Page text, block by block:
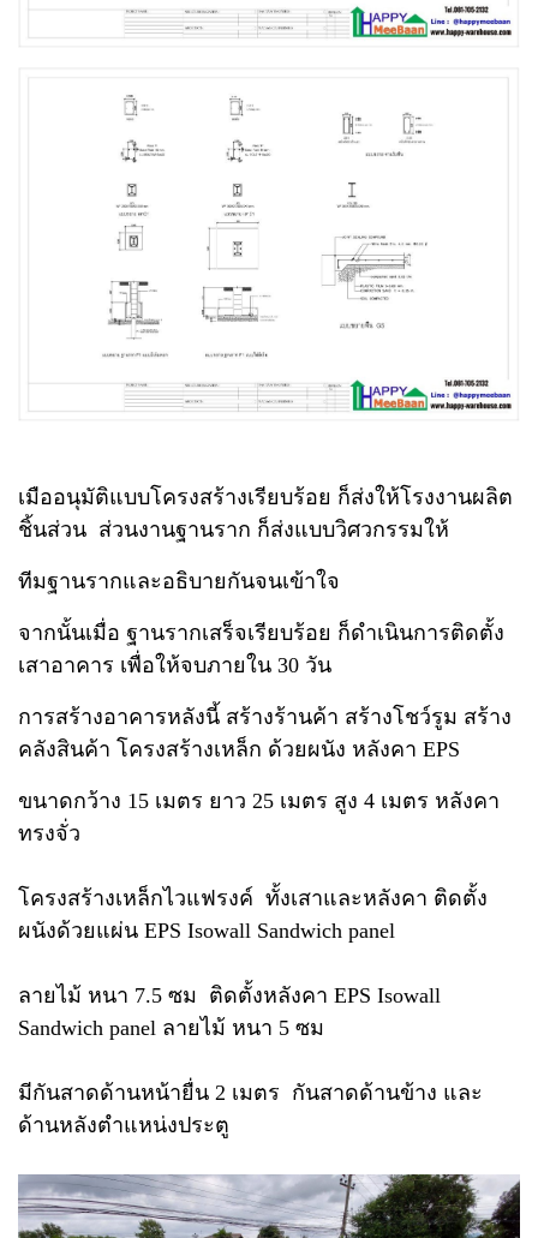
เมืออนุมัติแบบโครงสร้างเรียบร้อย ก็ส่งให้โรงงานผลิต
ชิ้นส่วน ส่วนงานฐานราก ก็ส่งแบบวิศวกรรมให้
ทีมฐานรากและอธิบายกันจนเข้าใจ
จากนั้นเมื่อ ฐานรากเสร็จเรียบร้อย ก็ดำเนินการติดตั้ง
เสาอาคาร เพื่อให้จบภายใน 30 วัน
การสร้างอาคารหลังนี้ สร้างร้านค้า สร้างโชว์รูม สร้าง
คลังสินค้า โครงสร้างเหล็ก ด้วยผนัง หลังคา EPS
ขนาดกว้าง 15 เมตร ยาว 25 เมตร สูง 4 เมตร หลังคา
ทรงจั่ว
โครงสร้างเหล็กไวแฟรงค์ ทั้งเสาและหลังคา ติดตั้ง
ผนังด้วยแผ่น EPS Isowall Sandwich panel
ลายไม้ หนา 7.5 ซม ติดตั้งหลังคา EPS Isowall
Sandwich panel ลายไม้ หนา 5 ซม
มีกันสาดด้านหน้ายื่น 2 เมตร กันสาดด้านข้าง และ
ด้านหลังตำแหน่งประตู